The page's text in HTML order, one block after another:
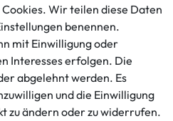
Barrierefreiheitserklärung
Widerrufs­recht
Vertrag widerrufen
Zahlungsmöglichkeiten
Wir teilen diese Daten
benennen.
mit Einwilligung oder
Interesses erfolgen. Die
abgelehnt werden. Es
und die Einwilligung
zu ändern oder zu widerrufen.